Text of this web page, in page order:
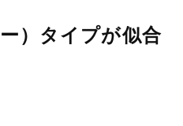
）タイプが似合